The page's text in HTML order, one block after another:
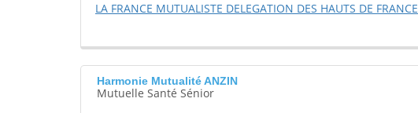
LA FRANCE MUTUALISTE DELEGATION DES HAUTS DE FRANCE
Harmonie Mutualité ANZIN
Mutuelle Santé Sénior